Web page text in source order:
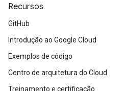
Recursos
GitHub
Introdução ao Google Cloud
Exemplos de código
Centro de arquitetura do Cloud
Treinamento e certificação